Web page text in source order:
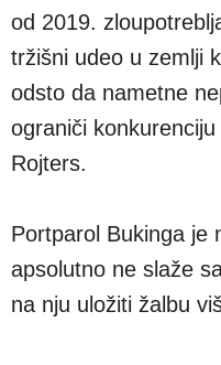
od 2019.
tržišni udeo u zemlji
odsto da nametne
ograniči
Rojters.
Portparol Bukinga je
apsolutno ne slaže
na nju uložiti žalbu